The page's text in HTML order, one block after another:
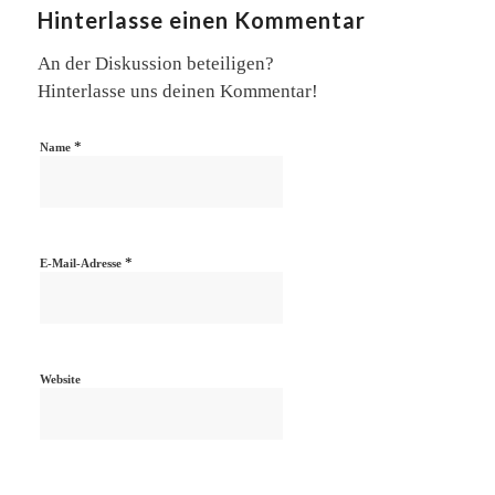
Hinterlasse einen Kommentar
An der Diskussion beteiligen?
Hinterlasse uns deinen Kommentar!
Name *
E-Mail-Adresse *
Website